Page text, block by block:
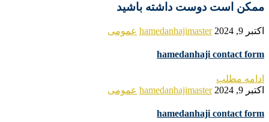
ممکن است دوست داشته باشید
اکتبر 9, 2024 hamedanhajimaster عمومی
hamedanhaji contact form
ادامه مطلب
اکتبر 9, 2024
hamedanhajimaster عمومی
hamedanhaji contact form